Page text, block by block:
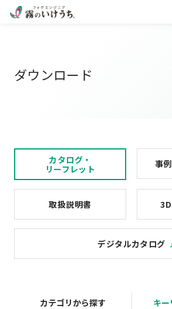
ダウンロード
カタログ・
リーフレット
事
取扱説明書
デジタルカタログ
カテゴリから探す キ